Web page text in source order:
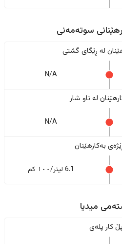
سوتەمەنی
له ڕێگای گشتی
N/A
له ناو شار
N/A
بەکارهێنان
6.1 لیتر/١٠٠ کم
میدیا
کار پلەی